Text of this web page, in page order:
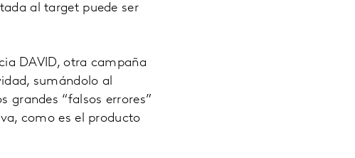
al target puede ser
DAVID, otra campaña
sumándolo al
grandes “falsos errores”
como es el producto